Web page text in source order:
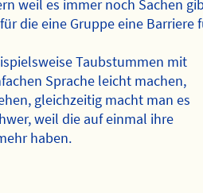
weil es immer noch Sachen
die eine Gruppe eine Barriere
Taubstummen mit
Sprache leicht machen,
gleichzeitig macht man es
weil die auf einmal ihre
haben.